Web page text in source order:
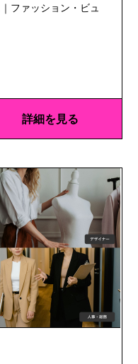
｜ ファッション・ビュ
詳細を見る